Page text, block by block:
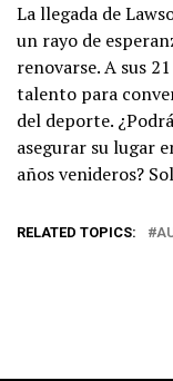
La llegada de
un rayo de
renovarse. A sus
talento para
del deporte.
asegurar su lugar
años venideros?
RELATED TOPICS: